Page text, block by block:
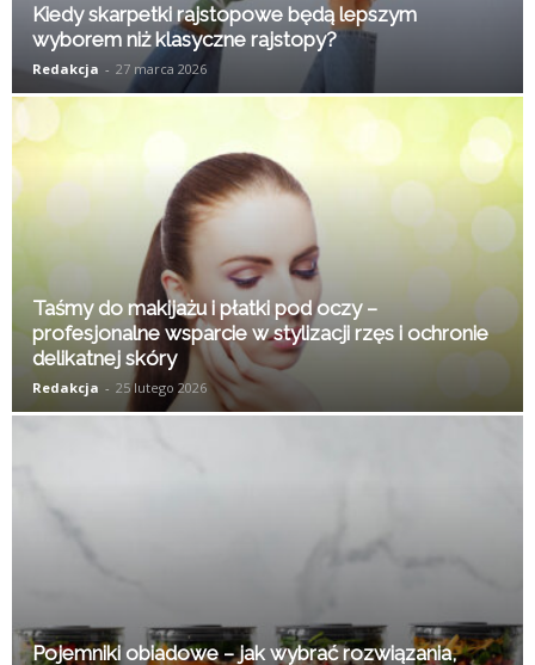
Kiedy skarpetki rajstopowe będą lepszym
wyborem niż klasyczne rajstopy?
Redakcja - 27 marca 2026
Taśmy do makijażu i płatki pod oczy –
profesjonalne wsparcie w stylizacji rzęs i ochronie
delikatnej skóry
Redakcja - 25 lutego 2026
Pojemniki obiadowe – jak wybrać rozwiązania,